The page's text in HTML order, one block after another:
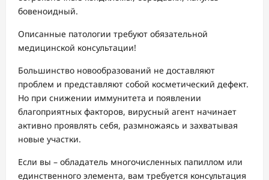
бовеноидный.
Описанные патологии требуют обязательной
медицинской консультации!
Большинство новообразований не доставляют
проблем и представляют собой косметический дефект.
Но при снижении иммунитета и появлении
благоприятных факторов, вирусный агент начинает
активно проявлять себя, размножаясь и захватывая
новые участки.
Если вы – обладатель многочисленных папиллом или
единственного элемента, вам требуется консультация